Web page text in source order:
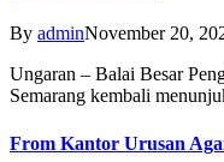
By adminNovember 20,
Ungaran – Balai Besar
Semarang kembali
From Kantor Urusan